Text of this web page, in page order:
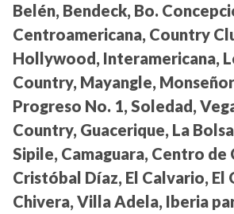
Belén, Bendeck, Bo.
Centroamericana, Country
Hollywood, Interamericana,
Country, Mayangle,
Progreso No. 1, Soledad,
Country, Guacerique, La
Sipile, Camaguara, Centro de
Cristóbal Díaz, El Calvario, El
Chivera, Villa Adela, Iberia